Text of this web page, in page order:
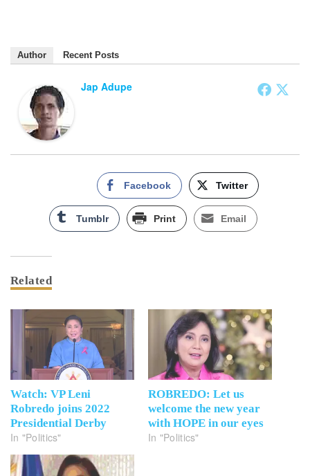
Author Recent Posts
Jap Adupe
Facebook Twitter
Tumblr Print Email
Related
Watch: VP Leni
Robredo joins 2022
Presidential Derby
In "Politics"
ROBREDO: Let us
welcome the new year
with HOPE in our eyes
In "Politics"